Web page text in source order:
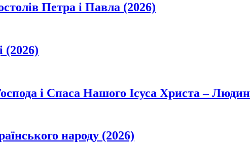
Петра і Павла (2026)
(2026)
і Спаса Нашого Ісуса Христа –
народу (2026)